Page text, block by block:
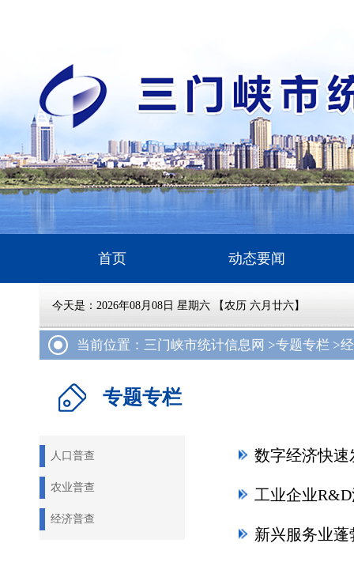
首页 动态要闻
今天是： 2026年08月08日 星期六 【农历 六月廿六】
当前位置：三门峡市统计信息网 >专题专栏 >
专题专栏
人口普查
农业普查
经济普查